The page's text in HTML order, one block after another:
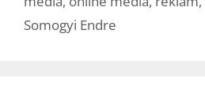
Somogyi Endre